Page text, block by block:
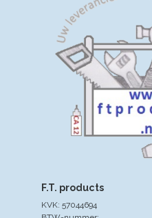
F.T. products
KVK: 57044694